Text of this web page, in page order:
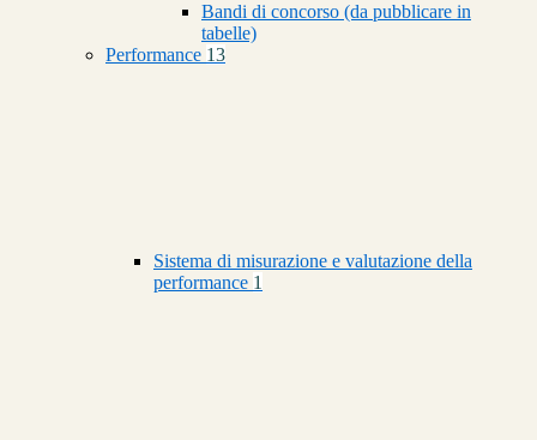
Bandi di concorso (da pubblicare in
tabelle)
Performance 13
Sistema di misurazione e valutazione della
performance 1